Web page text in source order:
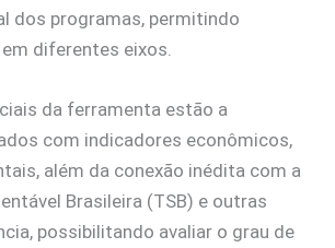
dos programas, permitindo
diferentes eixos.
da ferramenta estão a
com indicadores econômicos,
além da conexão inédita com a
Brasileira (TSB) e outras
possibilitando avaliar o grau de